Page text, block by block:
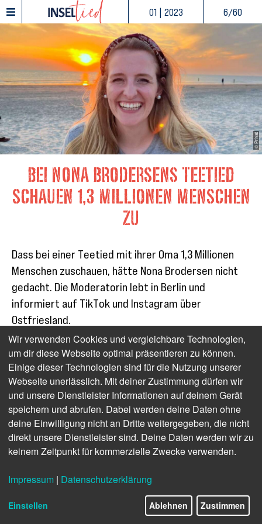
01 | 2023 6/60
© Privat
Bei Nona Brodersens Teetied
schauen 1,3 Millionen Menschen
zu
Dass bei einer Teetied mit ihrer Oma 1,3 Millionen
Menschen zuschauen, hätte Nona Brodersen nicht
gedacht. Die Moderatorin lebt in Berlin und
informiert auf TikTok und Instagram über
Ostfriesland.
Ostfriesland/Berlin -
Eiertrüllen, Teetied und Bogen machen –
die Liste der ostfriesischen Bräuche ist lang. Viele Familien in
der Region pflegen diese Traditionen bereits seit Generationen,
doch woher kommen die eigentlich? Erklärungen für viele
ostfriesischen Gegebenheiten gibt es auf den Social-Media-
Kanälen vonNona Brodersen. Brodersen ist eine waschechte
Ostfriesin, lebt mittlerweile aber in Berlin.Ostfriesland
bedeutet für die Hagerin vor allem eines: Familie und
Zusammenhalt. Aber auch, dass man um 15 Uhr mit seiner
Wir verwenden Cookies und vergleichbare Technologien,
um dir diese Webseite optimal präsentieren zu können.
Einige dieser Technologien sind für die Nutzung unserer
Webseite unerlässlich. Mit deiner Zustimmung dürfen wir
und unsere Dienstleister Informationen auf deinem Gerät
speichern und abrufen. Dabei werden deine Daten ohne
deine Einwilligung nicht an Dritte weitergegeben, die nicht
direkt unsere Dienstleister sind. Deine Daten werden wir zu
keinem Zeitpunkt für kommerzielle Zwecke verwenden.
Impressum | Datenschutzerklärung
Einstellen Ablehnen Zustimmen